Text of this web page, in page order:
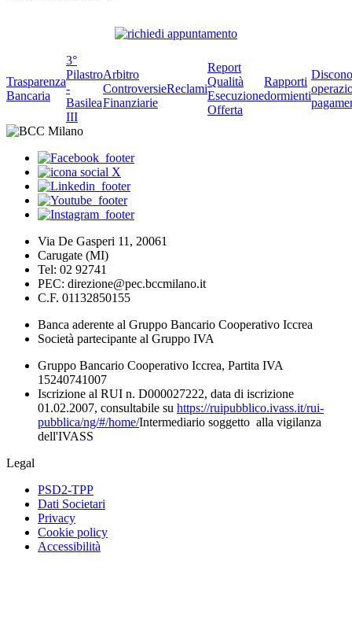
Trasparenza
Bancaria
3°
Pilastro
-
Basilea
III
Arbitro
Controversie
Finanziarie
Reclami
Report
Qualità
Esecuzione
Offerta
Rapporti
dormienti
Via De Gasperi 11, 20061
Carugate (MI)
Tel: 02 92741
PEC: direzione@pec.bccmilano.it
C.F. 01132850155
Banca aderente al Gruppo Bancario Cooperativo Iccrea
Società partecipante al Gruppo IVA
Gruppo Bancario Cooperativo Iccrea, Partita IVA
15240741007
Iscrizione al RUI n. D000027222, data di iscrizione
01.02.2007, consultabile su https://ruipubblico.ivass.it/rui-
pubblica/ng/#/home/Intermediario soggetto alla vigilanza
dell'IVASS
Legal
PSD2-TPP
Dati Societari
Privacy
Cookie policy
Accessibilità